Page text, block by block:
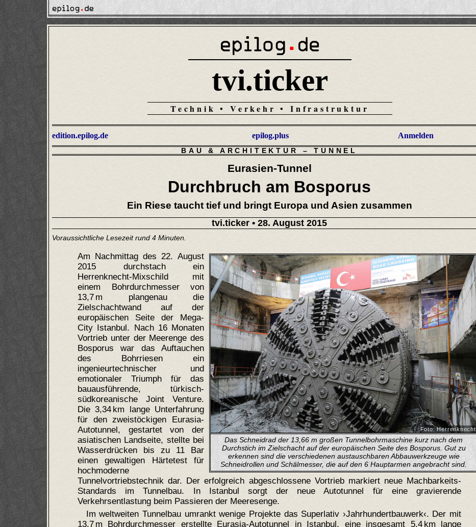
tvi.ticker
Technik • Verkehr • Infrastruktur
edition.epilog.de epilog.plus Anmelden
BAU & ARCHITEKTUR –TUNNEL
Eurasien-Tunnel
Durchbruch am Bosporus
Ein Riese taucht tief und bringt Europa und Asien zusammen
tvi.ticker • 28. August 2015
Voraussichtliche Lesezeit rund 4 Minuten.
Foto: Herrenknecht
Das Schneidrad der 13,66 m großen Tunnelbohrmaschine kurz nach dem
Durchstich im Zielschacht auf der europäischen Seite des Bosporus. Gut zu
erkennen sind die verschiedenen austauschbaren Abbauwerkzeuge wie
Schneidrollen und Schälmesser, die auf den 6 Hauptarmen angebracht sind.
Am Nachmittag des 22. August
2015 durchstach ein
Herrenknecht-Mixschild mit
einem Bohrdurchmesser von
13,7 m plangenau die
Zielschachtwand auf der
europäischen Seite der Mega-
City Istanbul. Nach 16 Monaten
Vortrieb unter der Meerenge des
Bosporus war das Auftauchen
des Bohrriesen ein
ingenieurtechnischer und
emotionaler Triumph für das
bauausführende, türkisch-
südkoreanische Joint Venture.
Die 3,34 km lange Unterfahrung
für den zweistöckigen Eurasia-
Autotunnel, gestartet von der
asiatischen Landseite, stellte bei
Wasserdrücken bis zu 11 Bar
einen gewaltigen Härtetest für
hochmoderne
Tunnelvortriebstechnik dar. Der erfolgreich abgeschlossene Vortrieb markiert neue Machbarkeits-
Standards im Tunnelbau. In Istanbul sorgt der neue Autotunnel für eine gravierende
Verkehrsentlastung beim Passieren der Meeresenge.
Im weltweiten Tunnelbau umrankt wenige Projekte das Superlativ ›Jahrhundertbauwerk‹. Der mit
13,7 m Bohrdurchmesser erstellte Eurasia-Autotunnel in Istanbul, eine insgesamt 5,4 km lange